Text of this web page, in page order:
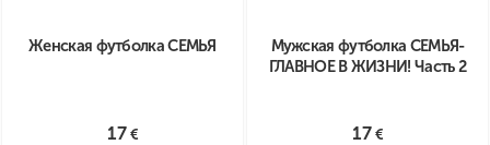
Женская футболка СЕМЬЯ
17
Мужская футболка СЕМЬЯ-
ГЛАВНОЕ В ЖИЗНИ! Часть 2
17